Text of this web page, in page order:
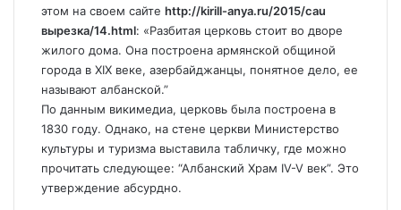
этом на своем сайте http://kirill-anya.ru/2015/cau
вырезка/14.html: «Разбитая церковь стоит во дворе
жилого дома. Она построена армянской общиной
города в XIX веке, азербайджанцы, понятное дело, ее
называют албанской.”
По данным викимедиа, церковь была построена в
1830 году. Однако, на стене церкви Министерство
культуры и туризма выставила табличку, где можно
прочитать следующее: “Албанский Храм IV-V век”. Это
утверждение абсурдно.